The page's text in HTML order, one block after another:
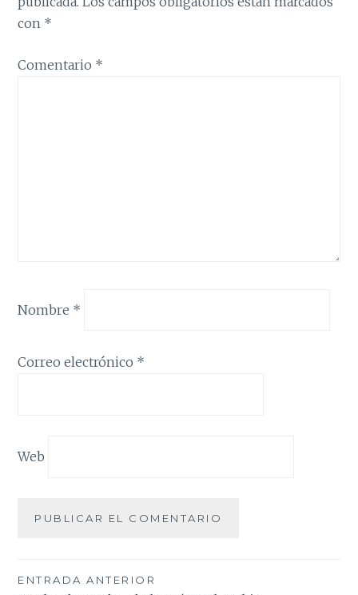
con *
Comentario *
Nombre *
Correo electrónico *
Web
Navegación
ENTRADA ANTERIOR